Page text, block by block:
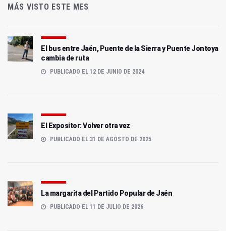
MÁS VISTO ESTE MES
El bus entre Jaén, Puente de la Sierra y Puente Jontoya
cambia de ruta
PUBLICADO EL 12 DE JUNIO DE 2024
El Expositor: Volver otra vez
PUBLICADO EL 31 DE AGOSTO DE 2025
La margarita del Partido Popular de Jaén
PUBLICADO EL 11 DE JULIO DE 2026